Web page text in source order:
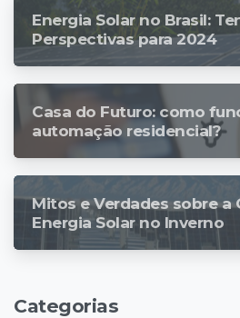
Energia Solar no Brasil:
Perspectivas para 2024
Casa do Futuro: como
automação residencial?
Mitos e Verdades sobre a
Energia Solar no Inverno
Categorias